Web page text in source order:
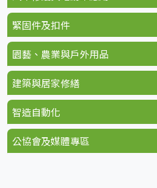
緊固件及扣件
園藝、農業與戶外用品
建築與居家修繕
智造自動化
公協會及媒體專區